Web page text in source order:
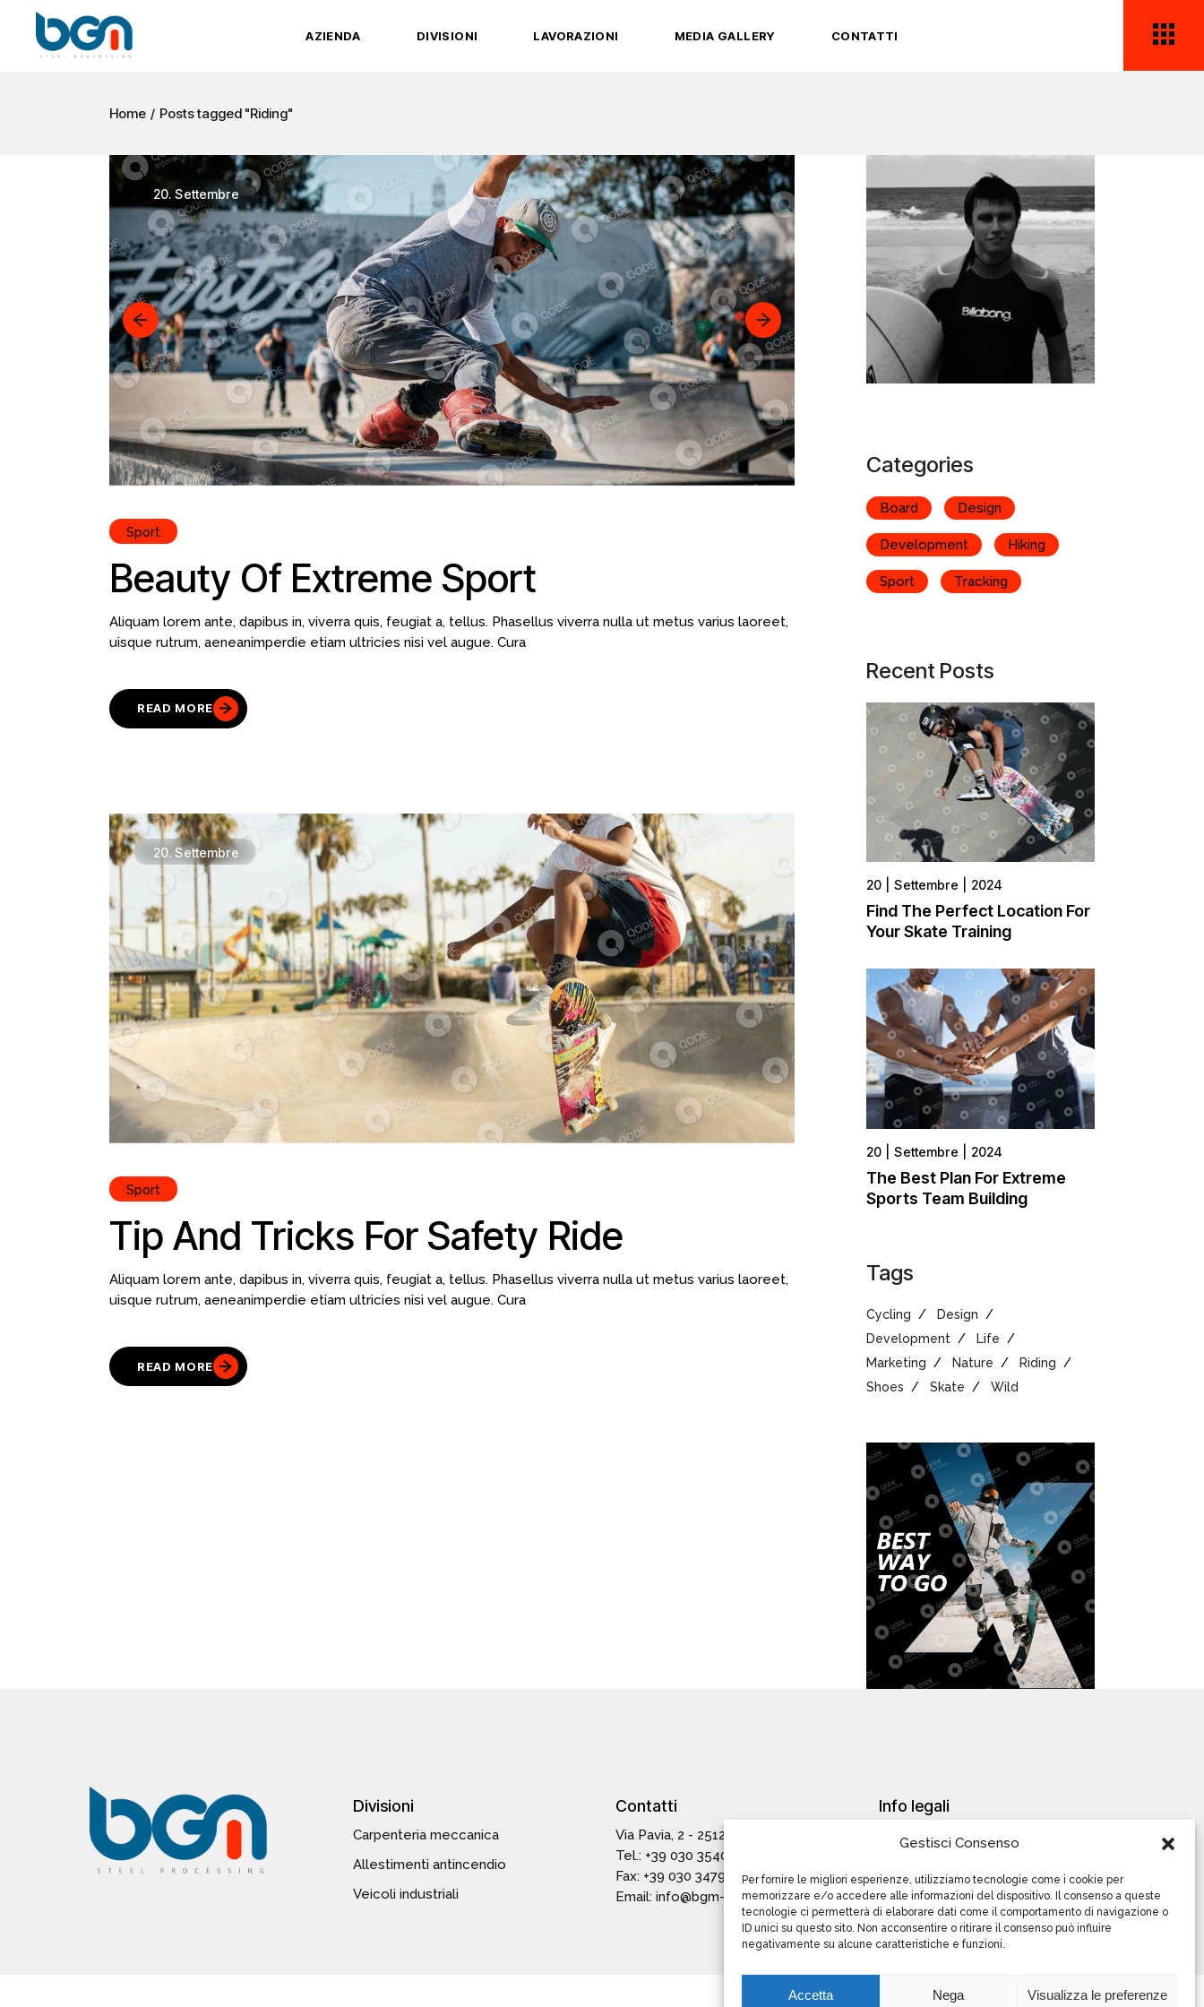
Gestisci Consenso
Per fornire le migliori esperienze, utilizziamo tecnologie come i cookie per
memorizzare e/o accedere alle informazioni del dispositivo. Il consenso a queste
tecnologie ci permetterà di elaborare dati come il comportamento di navigazione o
ID unici su questo sito. Non acconsentire o ritirare il consenso può influire
negativamente su alcune caratteristiche e funzioni.
Accetta Nega Visualizza le preferenze
content
AZIENDA DIVISIONI LAVORAZIONI MEDIA GALLERY CONTATTI
Home Posts tagged "Riding"
20. Settembre
Sport
Beauty Of Extreme Sport
Aliquam lorem ante, dapibus in, viverra quis, feugiat a, tellus. Phasellus viverra nulla ut metus varius laoreet,
uisque rutrum, aeneanimperdie etiam ultricies nisi vel augue. Cura
READ MORE
20. Settembre
Sport
Tip And Tricks For Safety Ride
Aliquam lorem ante, dapibus in, viverra quis, feugiat a, tellus. Phasellus viverra nulla ut metus varius laoreet,
uisque rutrum, aeneanimperdie etiam ultricies nisi vel augue. Cura
READ MORE
Categories
Board Design
Development Hiking
Sport Tracking
Recent Posts
20 Settembre 2024
Find The Perfect Location For
Your Skate Training
20 Settembre 2024
The Best Plan For Extreme
Sports Team Building
Tags
Cycling
Design
Development
Life
Marketing
Nature
Riding
Shoes
Skate Wild
Divisioni
Carpenteria meccanica
Allestimenti antincendio
Veicoli industriali
Contatti
Via Pavia, 2 - 25125 Brescia
Tel.: +39 030 3540015
Fax: +39 030 347955
Email: info@bgm-it.com
Info legali
Cookies Policy